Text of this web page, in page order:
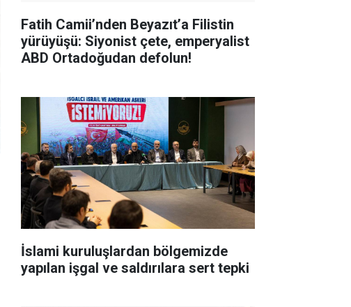
Fatih Camii’nden Beyazıt’a Filistin
yürüyüşü: Siyonist çete, emperyalist
ABD Ortadoğudan defolun!
İslami kuruluşlardan bölgemizde
yapılan işgal ve saldırılara sert tepki